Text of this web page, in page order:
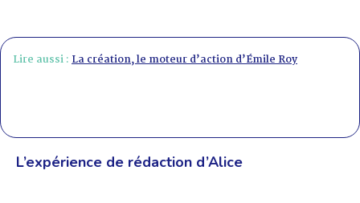
Lire aussi :La création, le moteur d’action d’Émile Roy
L’expérience de rédaction d’Alice